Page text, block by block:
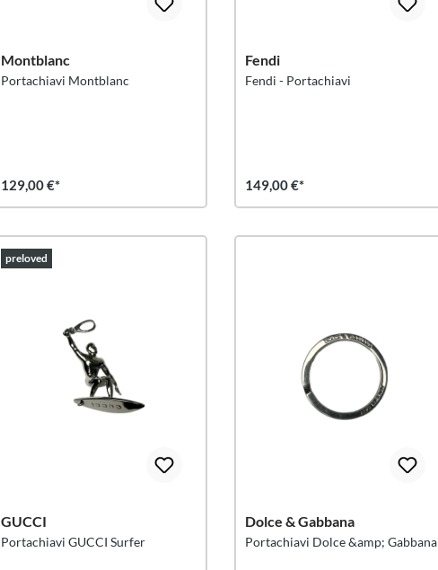
Montblanc
Portachiavi Montblanc
129,00 €*
Fendi
Fendi - Portachiavi
149,00 €*
preloved
GUCCI
Portachiavi GUCCI Surfer
Dolce & Gabbana
Portachiavi Dolce &amp; Gabbana